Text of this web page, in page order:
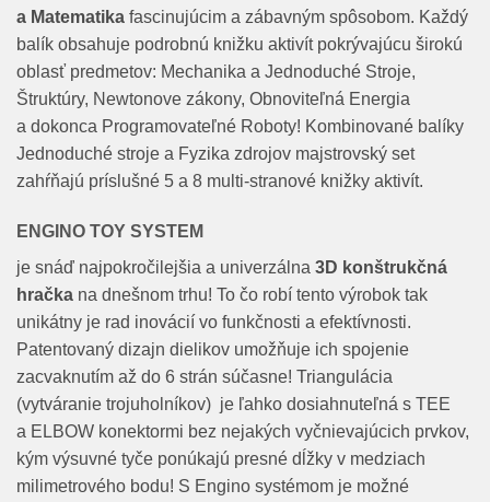
a Matematika fascinujúcim a zábavným spôsobom. Každý
balík obsahuje podrobnú knižku aktivít pokrývajúcu širokú
oblasť predmetov: Mechanika a Jednoduché Stroje,
Štruktúry, Newtonove zákony, Obnoviteľná Energia
a dokonca Programovateľné Roboty! Kombinované balíky
Jednoduché stroje a Fyzika zdrojov majstrovský set
zahŕňajú príslušné 5 a 8 multi-stranové knižky aktivít.
ENGINO TOY SYSTEM
je snáď najpokročilejšia a univerzálna 3D konštrukčná
hračka na dnešnom trhu! To čo robí tento výrobok tak
unikátny je rad inovácií vo funkčnosti a efektívnosti.
Patentovaný dizajn dielikov umožňuje ich spojenie
zacvaknutím až do 6 strán súčasne! Triangulácia
(vytváranie trojuholníkov) je ľahko dosiahnuteľná s TEE
a ELBOW konektormi bez nejakých vyčnievajúcich prvkov,
kým výsuvné tyče ponúkajú presné dĺžky v medziach
milimetrového bodu! S Engino systémom je možné